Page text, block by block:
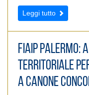
Leggi tutto
FIAIP PALERMO:
TERRITORIALE
A CANONE